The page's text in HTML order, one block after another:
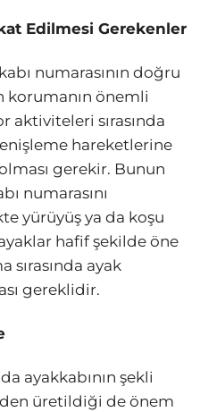
Edilmesi Gerekenler
numarasının doğru
korumanın önemli
aktiviteleri sırasında
hareketlerine
gerekir. Bunun
numarasını
yürüyüş ya da koşu
hafif şekilde öne
sırasında ayak
gereklidir.
ayakkabının şekli
üretildiği de önem